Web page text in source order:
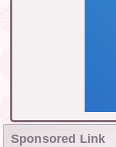
Sponsored Link